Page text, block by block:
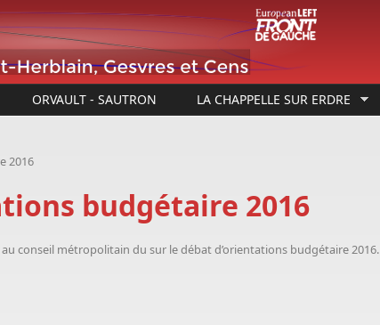
ORVAULT - SAUTRON LA CHAPPELLE SUR ERDRE
2016
budgétaire 2016
au conseil métropolitain du sur le débat d’orientations budgétaire 2016.